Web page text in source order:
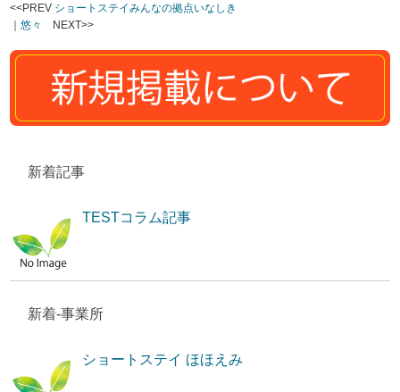
<<PREV ショートステイみんなの拠点いなしき
｜悠々 NEXT>>
新着記事
TESTコラム記事
新着-事業所
ショートステイ ほほえみ